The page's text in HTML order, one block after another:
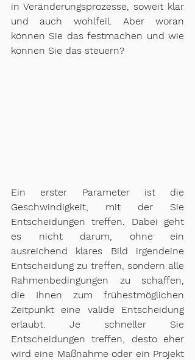
in Veränderungsprozesse, soweit klar
und auch wohlfeil. Aber woran
können Sie das festmachen und wie
können Sie das steuern?
Ein erster Parameter ist die
Geschwindigkeit, mit der Sie
Entscheidungen treffen. Dabei geht
es nicht darum, ohne ein
ausreichend klares Bild irgendeine
Entscheidung zu treffen, sondern alle
Rahmenbedingungen zu schaffen,
die Ihnen zum frühestmöglichen
Zeitpunkt eine valide Entscheidung
erlaubt. Je schneller Sie
Entscheidungen treffen, desto eher
wird eine Maßnahme oder ein Projekt